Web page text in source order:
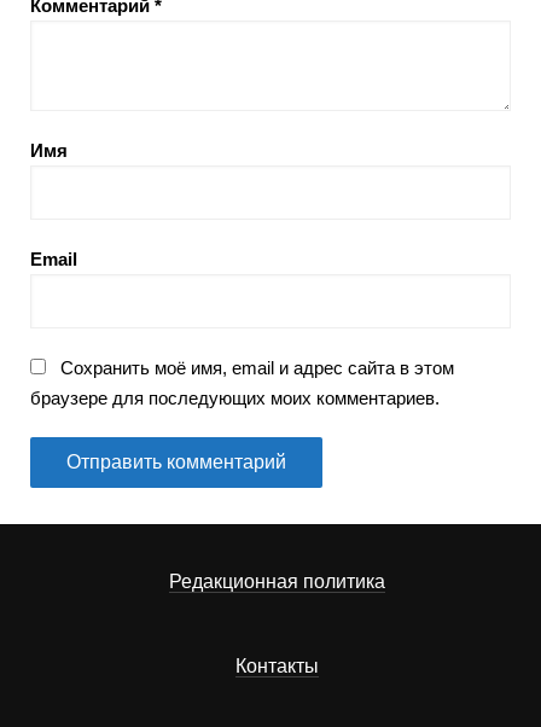
Комментарий *
Имя
Email
Сохранить моё имя, email и адрес сайта в этом
браузере для последующих моих комментариев.
Редакционная политика
Контакты